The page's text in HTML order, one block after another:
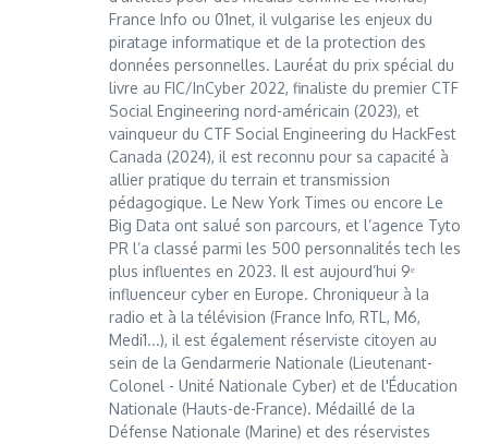
France Info ou 01net, il vulgarise les enjeux du
piratage informatique et de la protection des
données personnelles. Lauréat du prix spécial du
livre au FIC/InCyber 2022, finaliste du premier CTF
Social Engineering nord-américain (2023), et
vainqueur du CTF Social Engineering du HackFest
Canada (2024), il est reconnu pour sa capacité à
allier pratique du terrain et transmission
pédagogique. Le New York Times ou encore Le
Big Data ont salué son parcours, et l’agence Tyto
PR l’a classé parmi les 500 personnalités tech les
plus influentes en 2023. Il est aujourd’hui 9ᵉ
influenceur cyber en Europe. Chroniqueur à la
radio et à la télévision (France Info, RTL, M6,
Medi1...), il est également réserviste citoyen au
sein de la Gendarmerie Nationale (Lieutenant-
Colonel - Unité Nationale Cyber) et de l'Éducation
Nationale (Hauts-de-France). Médaillé de la
Défense Nationale (Marine) et des réservistes